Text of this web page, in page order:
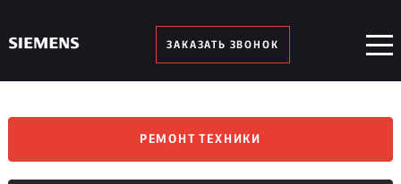
ЗАКАЗАТЬ ЗВОНОК
РЕМОНТ ТЕХНИКИ